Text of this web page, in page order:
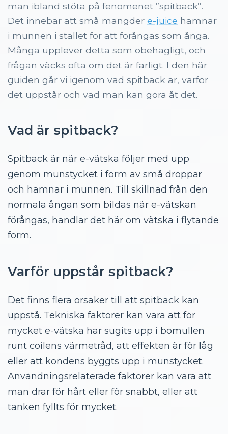
Är spitback farligt?
Hur man kan förebygga spitback
Vad man kan göra om spitback uppstår
När bör man byta coil eller justera utrustningen?
man ibland stöta på fenomenet ”spitback”.
Det innebär att små mängder e-juice hamnar
i munnen i stället för att förångas som ånga.
Många upplever detta som obehagligt, och
frågan väcks ofta om det är farligt. I den här
guiden går vi igenom vad spitback är, varför
det uppstår och vad man kan göra åt det.
Vad är spitback?
Spitback är när e-vätska följer med upp
genom munstycket i form av små droppar
och hamnar i munnen. Till skillnad från den
normala ångan som bildas när e-vätskan
förångas, handlar det här om vätska i flytande
form.
Varför uppstår spitback?
Det finns flera orsaker till att spitback kan
uppstå. Tekniska faktorer kan vara att för
mycket e-vätska har sugits upp i bomullen
runt coilens värmetråd, att effekten är för låg
eller att kondens byggts upp i munstycket.
Användningsrelaterade faktorer kan vara att
man drar för hårt eller för snabbt, eller att
tanken fyllts för mycket.